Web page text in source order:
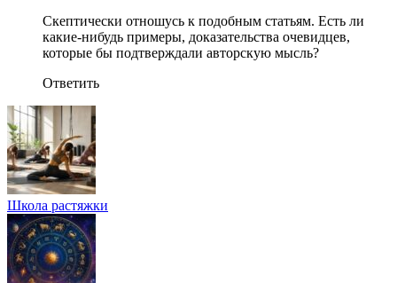
Скептически отношусь к подобным статьям. Есть ли
какие-нибудь примеры, доказательства очевидцев,
которые бы подтверждали авторскую мысль?
Ответить
Школа растяжки